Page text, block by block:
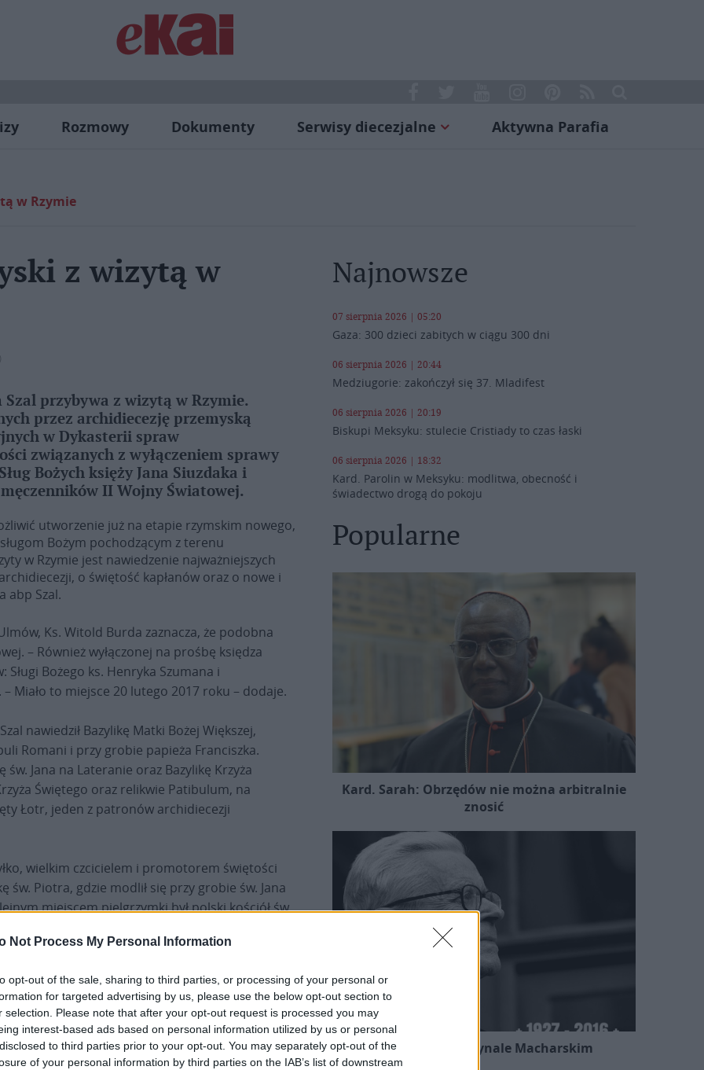
Not Process My Personal Information
opt-out of the sale, sharing to third parties, or processing of your personal or
for targeted advertising by us, please use the below opt-out section to
selection. Please note that after your opt-out request is processed you may
interest-based ads based on personal information utilized by us or personal
to third parties prior to your opt-out. You may separately opt-out of the
of your personal information by third parties on the IAB’s list of downstream
Rozmowy Dokumenty Serwisy diecezjalne Aktywna Parafia
w Rzymie
z wizytą w
przybywa z wizytą w Rzymie.
przez archidiecezję przemyską
w Dykasterii spraw
związanych z wyłączeniem sprawy
Bożych księży Jana Siuzdaka i
II Wojny Światowej.
utworzenie już na etapie rzymskim nowego,
Bożym pochodzącym z terenu
w Rzymie jest nawiedzenie najważniejszych
o świętość kapłanów oraz o nowe i
abp Szal.
Ks. Witold Burda zaznacza, że podobna
– Również wyłączonej na prośbę księdza
Bożego ks. Henryka Szumana i
Miało to miejsce 20 lutego 2017 roku – dodaje.
nawiedził Bazylikę Matki Bożej Większej,
Romani i przy grobie papieża Franciszka.
Jana na Lateranie oraz Bazylikę Krzyża
Świętego oraz relikwie Patibulum, na
Łotr, jeden z patronów archidiecezji
wielkim czcicielem i promotorem świętości
św. Piotra, gdzie modlił się przy grobie św. Jana
miejscem pielgrzymki był polski kościół św.
Papieskiego Kolegium Polskiego, którego
Najnowsze
07 sierpnia 2026 | 05:20
Gaza: 300 dzieci zabitych w ciągu 300 dni
06 sierpnia 2026 | 20:44
Medziugorie: zakończył się 37. Mladifest
06 sierpnia 2026 | 20:19
Biskupi Meksyku: stulecie Cristiady to czas łaski
06 sierpnia 2026 | 18:32
Kard. Parolin w Meksyku: modlitwa, obecność i
świadectwo drogą do pokoju
Popularne
Kard. Sarah: Obrzędów nie można arbitralnie
znosić
Kard. Ryś o kardynale Macharskim